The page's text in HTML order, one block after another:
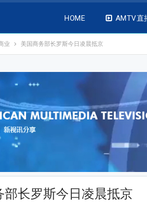
HOME AMTV直
业 美国商务部长罗斯今日凌晨抵京
部长罗斯今日凌晨抵京